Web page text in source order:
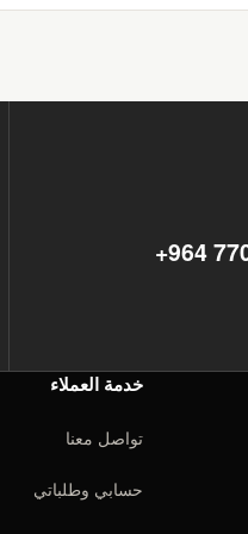
+964
خدمة العملاء
تواصل معنا
حسابي وطلباتي